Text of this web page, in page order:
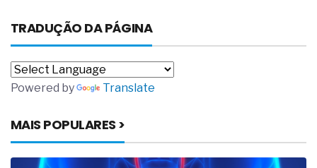
TRADUÇÃO DA PÁGINA
Powered by Translate
MAIS POPULARES >